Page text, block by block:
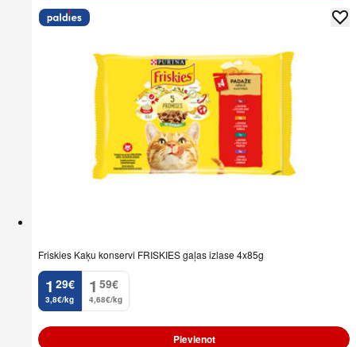
Friskies Kaķu konservi FRISKIES gaļas izlase 4x85g
1
. 29€
3,8€/kg
1
. 59€
4,68€/kg
Pievienot